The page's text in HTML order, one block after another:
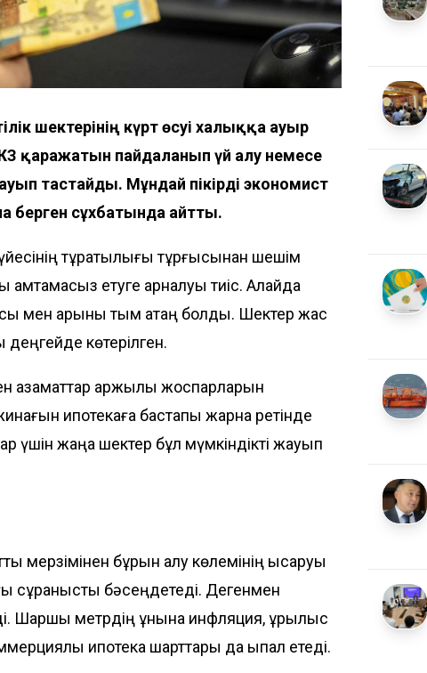
шектерінің күрт өсуі халыққа ауыр
қаражатын пайдаланып үй алу немесе
тастайды. Мұндай пікірді экономист
берген сұхбатында айтты.
тұрақтылығы тұрғысынан шешім
қамтамасыз етуге арналуы тиіс. Алайда
мен қарқыны тым қатаң болды. Шектер жас
деңгейде көтерілген.
азаматтар қаржылық жоспарларын
ипотекаға бастапқы жарна ретінде
үшін жаңа шектер бұл мүмкіндікті жауып
мерзімінен бұрын алу көлемінің қысқаруы
бәсеңдетеді. Дегенмен
Шаршы метрдің құнына инфляция, құрылыс
ипотека шарттары да ықпал етеді.